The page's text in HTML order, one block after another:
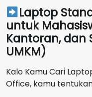
Laptop
untuk
Kantoran, dan
UMKM)
Kalo Kamu Cari
Office, kamu